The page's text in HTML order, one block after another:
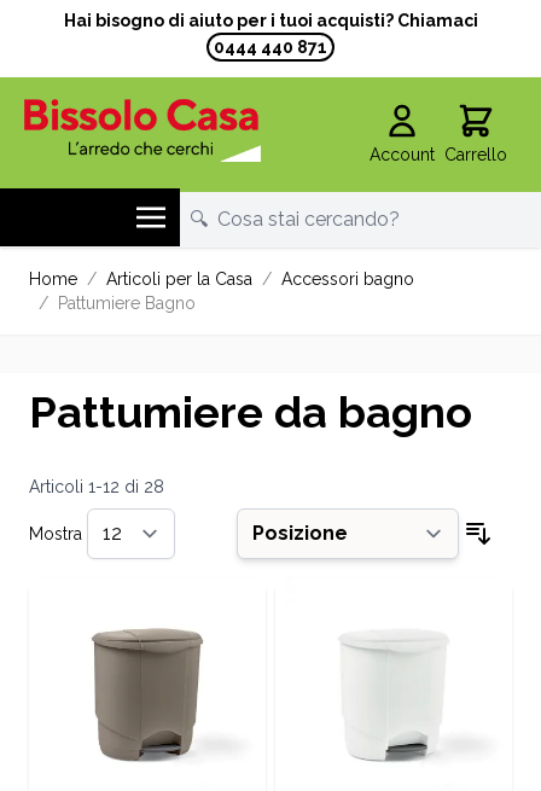
Hai bisogno di aiuto per i tuoi acquisti? Chiamaci
0444 440 871
Account Carrello
Home / Articoli per la Casa / Accessori bagno
/
Pattumiere Bagno
Pattumiere da bagno
Articoli 1-12 di 28
Mostra
per pagina